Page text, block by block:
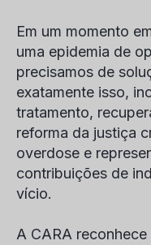
Em um momento
uma epidemia de
precisamos de
exatamente isso,
tratamento,
reforma da justiça
overdose e
contribuições de
vício.
A CARA